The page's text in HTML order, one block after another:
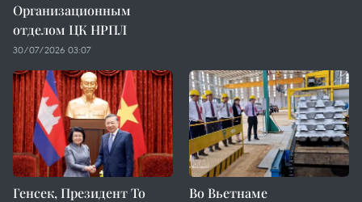
Организационным
отделом ЦК НРПЛ
30/07/2026 03:07
Генсек, Президент То
Во Вьетнаме